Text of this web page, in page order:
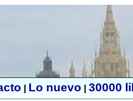
Lo nuevo 30000